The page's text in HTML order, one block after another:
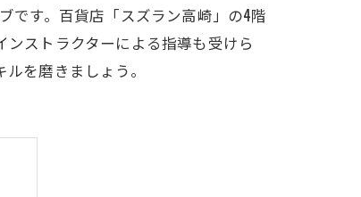
です。百貨店「スズラン高崎」の4階
ストラクターによる指導も受けら
を磨きましょう。